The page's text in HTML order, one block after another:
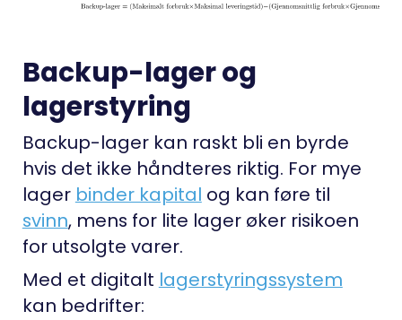
Backup-lager og
lagerstyring
Backup-lager kan raskt bli en byrde
hvis det ikke håndteres riktig. For mye
lager binder kapital og kan føre til
svinn, mens for lite lager øker risikoen
for utsolgte varer.
Med et digitalt lagerstyringssystem
kan bedrifter: